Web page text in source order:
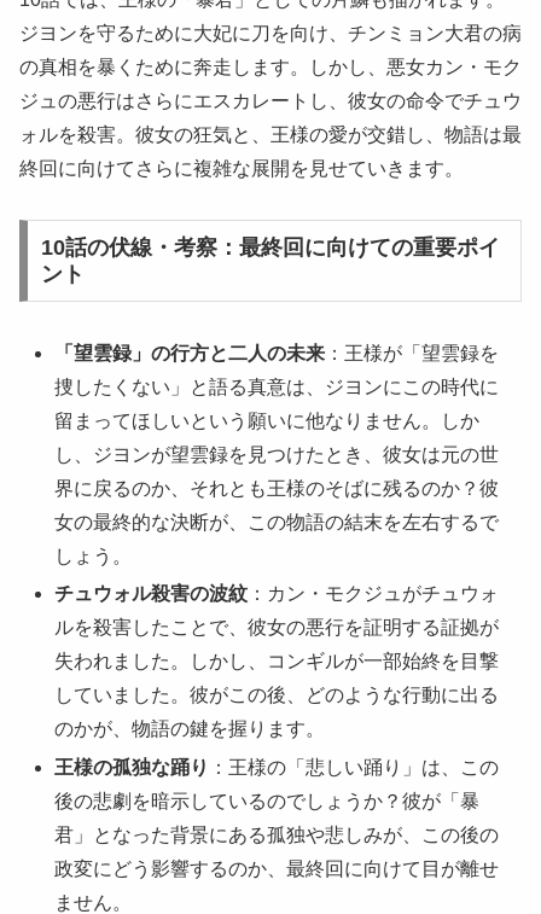
ジヨンを守るために大妃に刀を向け、チンミョン大君の病
の真相を暴くために奔走します。しかし、悪女カン・モク
ジュの悪行はさらにエスカレートし、彼女の命令でチュウ
ォルを殺害。彼女の狂気と、王様の愛が交錯し、物語は最
終回に向けてさらに複雑な展開を見せていきます。
​10話の伏線・考察：最終回に向けての重要ポイ
ント
「望雲録」の行方と二人の未来 ：王様が「望雲録を
捜したくない」と語る真意は、ジヨンにこの時代に
留まってほしいという願いに他なりません。しか
し、ジヨンが望雲録を見つけたとき、彼女は元の世
界に戻るのか、それとも王様のそばに残るのか？彼
女の最終的な決断が、この物語の結末を左右するで
しょう。
チュウォル殺害の波紋 ：カン・モクジュがチュウォ
ルを殺害したことで、彼女の悪行を証明する証拠が
失われました。しかし、コンギルが一部始終を目撃
していました。彼がこの後、どのような行動に出る
のかが、物語の鍵を握ります。
王様の孤独な踊り ：王様の「悲しい踊り」は、この
後の悲劇を暗示しているのでしょうか？彼が「暴
君」となった背景にある孤独や悲しみが、この後の
政変にどう影響するのか、最終回に向けて目が離せ
ません。